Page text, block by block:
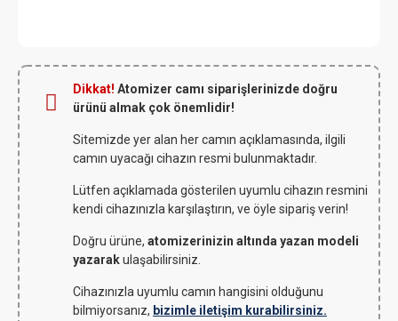
Dikkat! Atomizer camı siparişlerinizde doğru
ürünü almak çok önemlidir!
Sitemizde yer alan her camın açıklamasında, ilgili
camın uyacağı cihazın resmi bulunmaktadır.
Lütfen açıklamada gösterilen uyumlu cihazın resmini
kendi cihazınızla karşılaştırın, ve öyle sipariş verin!
Doğru ürüne, atomizerinizin altında yazan modeli
yazarakulaşabilirsiniz.
Cihazınızla uyumlu camın hangisini olduğunu
bilmiyorsanız, bizimle iletişim kurabilirsiniz.